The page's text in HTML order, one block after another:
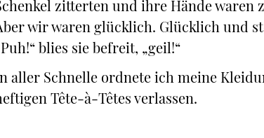
zitterten und ihre Hände waren
wir waren glücklich. Glücklich und
blies sie befreit, „geil!“
aller Schnelle ordnete ich meine
Tête-à-Têtes verlassen.